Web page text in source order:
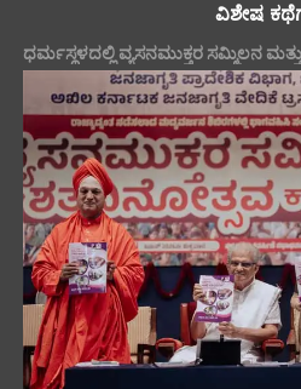
ವಿಶೇಷ
ಧರ್ಮಸ್ಥಳದಲ್ಲಿ ವ್ಯಸನಮುಕ್ತರ ಸಮ್ಮಿಲನ